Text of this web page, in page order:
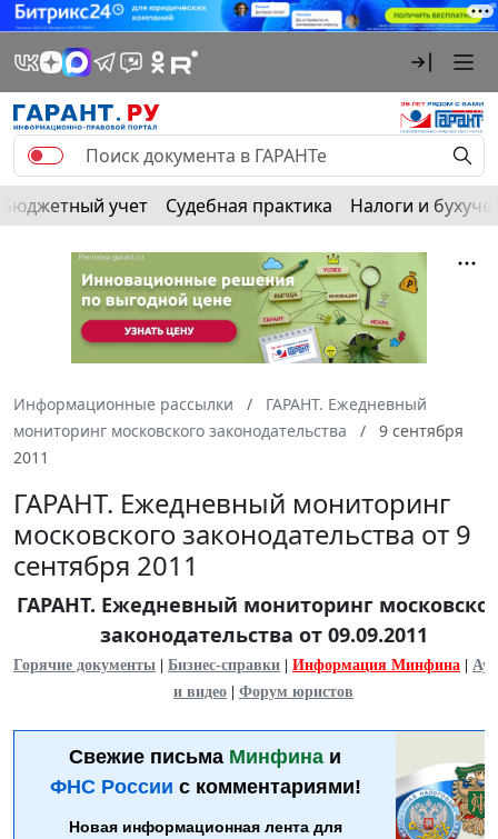
Бюджетный учет Судебная практика Налоги и
Информационные рассылки
ГАРАНТ. Ежедневный
мониторинг московского законодательства
9 сентября
2011
ГАРАНТ. Ежедневный мониторинг
московского законодательства от 9
сентября 2011
ГАРАНТ. Ежедневный мониторинг
законодательства от 09.09.2011
Горячие документы | Бизнес-справки | Информация Минфина |
и видео | Форум юристов
Свежие письма Минфина и
ФНС России с комментариями!
Новая информационная лента для